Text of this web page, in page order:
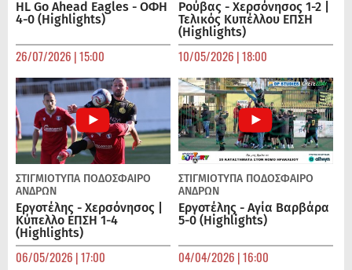
HL Go Ahead Eagles - ΟΦΗ
4-0 (Highlights)
26/07/2026 | 15:00
Ρούβας - Χερσόνησος 1-2 |
Τελικός Κυπέλλου ΕΠΣΗ
(Highlights)
10/05/2026 | 18:00
ΣΤΙΓΜΙΟΤΥΠΑ ΠΟΔΌΣΦΑΙΡΟ
ΑΝΔΡΏΝ
Εργοτέλης - Χερσόνησος |
Κύπελλο ΕΠΣΗ 1-4
(Highlights)
06/05/2026 | 17:00
ΣΤΙΓΜΙΟΤΥΠΑ ΠΟΔΌΣΦΑΙΡΟ
ΑΝΔΡΏΝ
Εργοτέλης - Αγία Βαρβάρα
5-0 (Highlights)
04/04/2026 | 16:00